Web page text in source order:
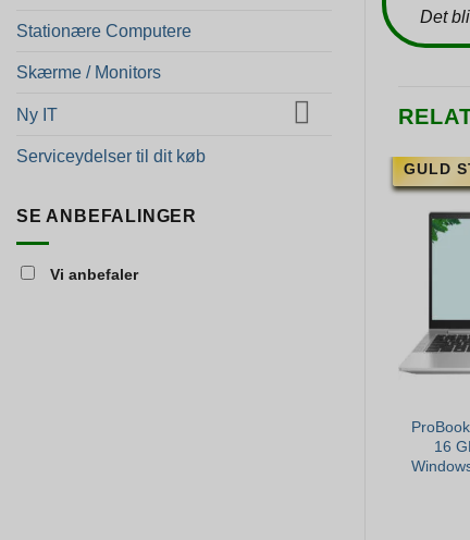
Stationære Computere
Skærme / Monitors
Ny IT
Serviceydelser til dit køb
SE ANBEFALINGER
Vi anbefaler
Det
GULD
16